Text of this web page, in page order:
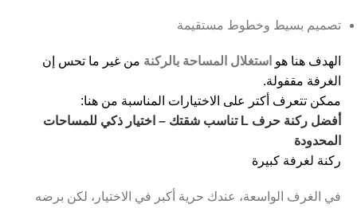
تصميم بسيط وخطوط مستقيمة
الهدف هنا هو استغلال المساحة بالركنة من غير ما تحس إن
الغرفة مقفولة.
ممكن تتعرف أكتر على الاختيارات المناسبة من هنا:
أفضل ركنة حرف L تناسب شقتك – اختيار ذكي للمساحات
المحدودة
ركنة لغرفة كبيرة
في الغرف الواسعة، عندك حرية أكبر في الاختيار، لكن برضه